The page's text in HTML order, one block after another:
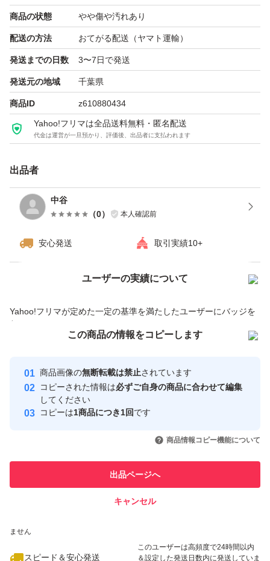
商品の状態 やや傷や汚れあり
配送の方法 おてがる配送（ヤマト運輸）
発送までの日数 3〜7日で発送
発送元の地域 千葉県
商品ID z610880434
Yahoo!フリマは全品送料無料・匿名配送
代金は運営が一旦預かり、評価後、出品者に支払われます
出品者
中谷
（0） 本人確認前
安心発送 取引実績10+
ユーザーの実績について
Yahoo!フリマが定めた一定の基準を満たしたユーザーにバッジを
付与しています
安心取引出品者
心・安全なユーザーです
取引実績
引を完了させた実績があります
での取引実績があります
ません
スピード＆安心発送
このユーザーは高頻度で24時間以内
＆設定した発送日数内に発送していま
価格の相談 商品への質問
この商品の情報をコピーします
商品画像の無断転載は禁止されています
コピーされた情報は必ずご自身の商品に合わせて編集
してください
コピーは1商品につき1回です
商品情報コピー機能について
出品ページへ
キャンセル
この商品をみている人にオススメ